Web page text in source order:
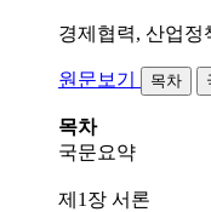
경제협력, 산업정
원문보기 목차
목차
국문요약
제1장 서론